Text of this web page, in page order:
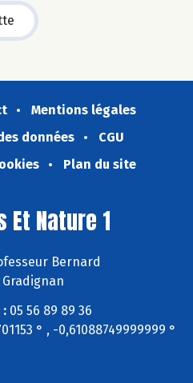
Mentions légales
données
CGU
Plan du site
Et Nature 1
Bernard
Gradignan
: 05 56 89 89 36
° , -0,61088749999999 °